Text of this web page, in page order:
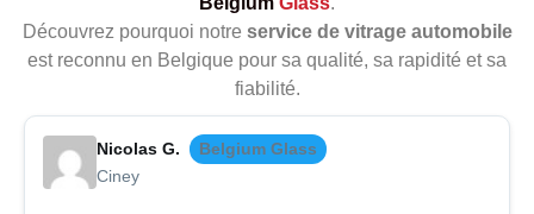
Découvrez pourquoi notre service de vitrage automobile
est reconnu en Belgique pour sa qualité, sa rapidité et sa
fiabilité.
Nicolas G.
Belgium Glass
Ciney